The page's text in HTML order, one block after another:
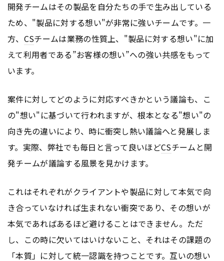
開発チームはその製品を自分たちの手で生み出している
ため、"製品に対する想い"が非常に強いチームです。一
方、 CSチームは業務の性質上、"製品に対する想い"に加
えて利用者である”お客様の想い”への強い共感をもって
います。
案件に対してどのように対応すべきかという議論も、こ
の"想い"に基づいて行われますが、根本となる"想い"の
向き先の違いにより、時に衝突し熱い議論へと発展しま
す。実際、弊社でも毎日と言って良いほどCSチームと開
発チームが議論する風景を見かけます。
これはそれぞれがクライアントや製品に対して本気で向
き合っていなければ生まれない衝突であり、その想いが
本気であればあるほど避けることはできません。ただ
し、この時に欠いてはいけないこと、それはその課題の
「本質」に対して統一認識を持つことです。互いの想い